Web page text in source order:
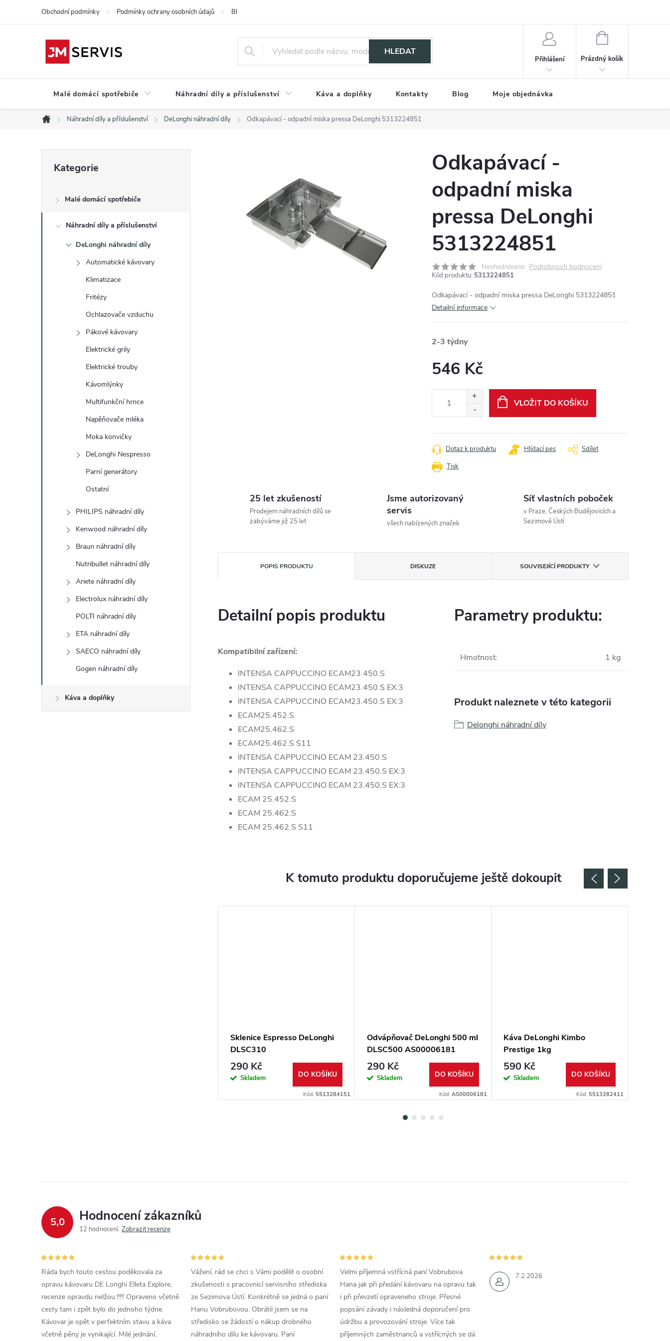
Obchodní podmínky Podmínky ochrany osobních údajů Blog
HLEDAT
Přihlášení
NÁKUPNÍ
Prázdný košík
Malé domácí spotřebiče Náhradní díly a příslušenství Káva a doplňky Kontakty Blog Moje objednávka
Domů
Náhradní díly a příslušenství DeLonghi náhradní díly Odkapávací - odpadní miska pressa DeLonghi 5313224851
s
kategorie
Kategorie
Malé domácí spotřebiče
Náhradní díly a příslušenství
DeLonghi náhradní díly
Automatické kávovary
Klimatizace
Fritézy
Ochlazovače vzduchu
Pákové kávovary
Elektrické grily
Elektrické trouby
Kávomlýnky
Multifunkční hrnce
Napěňovače mléka
Moka konvičky
DeLonghi Nespresso
Parní generátory
Ostatní
PHILIPS náhradní díly
Kenwood náhradní díly
Braun náhradní díly
Nutribullet náhradní díly
Ariete náhradní díly
Electrolux náhradní díly
POLTI náhradní díly
ETA náhradní díly
SAECO náhradní díly
Gogen náhradní díly
Káva a doplňky
Odkapávací -
odpadní miska
pressa DeLonghi
5313224851
Neohodnoceno Podrobnosti hodnocení
Kód produktu: 5313224851
Odkapávací - odpadní miska pressa DeLonghi 5313224851
Detailní informace
2-3 týdny
546 Kč
VLOŽIT DO KOŠÍKU
Tisk
Dotaz k produktu Hlídací pes Sdílet
25 let zkušeností
Prodejem náhradních dílů se
zabýváme již 25 let
Jsme autorizovaný
servis
všech nabízených značek
Síť vlastních poboček
v Praze, Českých Budějovicích a
Sezimově Ústí
POPIS PRODUKTU DISKUZE SOUVISEJÍCÍ PRODUKTY
Detailní popis produktu
Kompatibilní zařízení:
INTENSA CAPPUCCINO ECAM23.450.S
INTENSA CAPPUCCINO ECAM23.450.S EX:3
INTENSA CAPPUCCINO ECAM23.450.S EX:3
ECAM25.452.S
ECAM25.462.S
ECAM25.462.S S11
INTENSA CAPPUCCINO ECAM 23.450.S
INTENSA CAPPUCCINO ECAM 23.450.S EX:3
INTENSA CAPPUCCINO ECAM 23.450.S EX:3
ECAM 25.452.S
ECAM 25.462.S
ECAM 25.462.S S11
Parametry produktu:
Hmotnost: 1 kg
Produkt naleznete v této kategorii
Delonghi náhradní díly
K tomuto produktu doporučujeme ještě dokoupit
Sklenice Espresso DeLonghi
DLSC310
290 Kč
Skladem DO KOŠÍKU
Kód: 5513284151
Odvápňovač DeLonghi 500 ml
DLSC500 AS00006181
290 Kč
Skladem DO KOŠÍKU
Kód: AS00006181
Káva DeLonghi Kimbo
Prestige 1kg
590 Kč
Skladem DO KOŠÍKU
Kód: 5513282411
5,0 Hodnocení zákazníků
12 hodnocení Zobrazit recenze
Ráda bych touto cestou poděkovala za
opravu kávovaru DE Longhi Elleta Explore,
recenze opravdu nelžou.!!!!! Opraveno včetně
cesty tam i zpět bylo do jednoho týdne.
Kávovar je opět v perfektním stavu a káva
včetně pěny je vynikající. Milé jednání,
Vážení, rád se chci s Vámi podělit o osobní
zkušenosti s pracovnicí servisního střediska
ze Sezimova Ústí. Konkrétně se jedná o paní
Hanu Vobrubovou. Obrátil jsem se na
středisko se žádostí o nákup drobného
náhradního dílu ke kávovaru. Paní
Velmi příjemná vstřícná paní Vobrubova
Hana jak při předání kávovaru na opravu tak
i při převzetí opraveneho stroje. Přesné
popsání závady i následná doporučení pro
údržbu a provozování stroje. Více tak
příjemných zaměstnanců a vstřícných se dá
7.2.2026